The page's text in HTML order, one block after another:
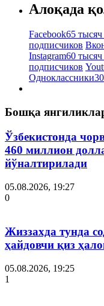
Алоқада
Facebook65
подписчиков
Instagram60
подписчиков
Одноклассники
Бошқа
Ўзбекистонда
460 миллион
йўналтирилади
05.08.2026, 19:27
0
Жиззахда тунда
ҳайдовчи қиз
05.08.2026, 19:25
1